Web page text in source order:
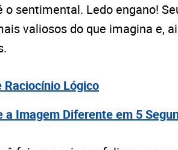
o sentimental. Ledo engano!
valiosos do que imagina e,
Raciocínio Lógico
a Imagem Diferente em 5